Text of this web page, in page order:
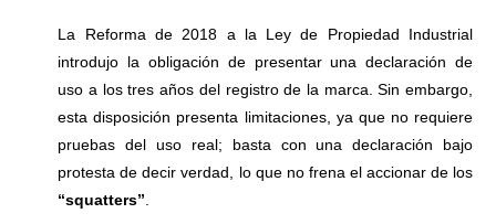
La Reforma de 2018 a la Ley de Propiedad Industrial
introdujo la obligación de presentar una declaración de
uso a los tres años del registro de la marca. Sin embargo,
esta disposición presenta limitaciones, ya que no requiere
pruebas del uso real; basta con una declaración bajo
protesta de decir verdad, lo que no frena el accionar de los
“squatters”